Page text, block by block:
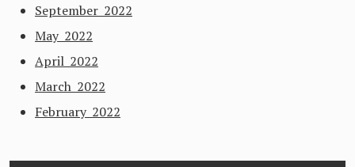
September 2022
May 2022
April 2022
March 2022
February 2022